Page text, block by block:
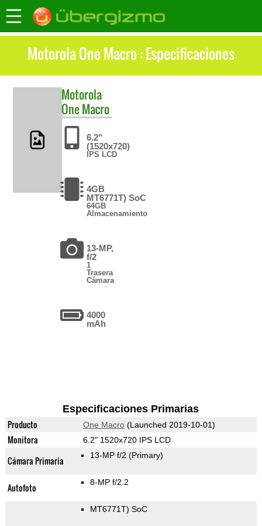
Motorola One Macro : Especificaciones
Motorola
One Macro
6.2"
(1520x720)
IPS LCD
4GB
MT6771T) SoC
64GB
Almacenamiento
13-MP,
f/2
1
Trasera
Cámara
4000
mAh
Especificaciones Primarias
Producto One Macro(Launched 2019-10-01)
Monitora 6.2" 1520x720 IPS LCD
Cámara Primaria 13-MP f/2 (Primary)
Autofoto 8-MP f/2.2
MT6771T) SoC